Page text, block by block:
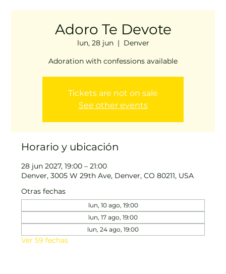
Adoro Te Devote
lun, 28 jun
  |
Denver
Adoration with confessions available
Tickets are not on sale
See other events
Horario y ubicación
28 jun 2027, 19:00 – 21:00
Denver, 3005 W 29th Ave, Denver, CO 80211, USA
Otras fechas
lun, 10 ago, 19:00
lun, 17 ago, 19:00
lun, 24 ago, 19:00
Ver 59 fechas